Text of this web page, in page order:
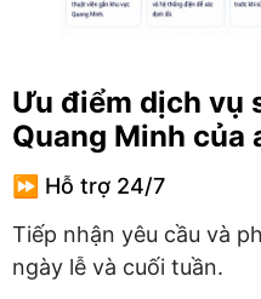
Ưu điểm dịch vụ
Quang Minh của
⏩ Hỗ trợ 24/7
Tiếp nhận yêu cầu và
ngày lễ và cuối tuần.